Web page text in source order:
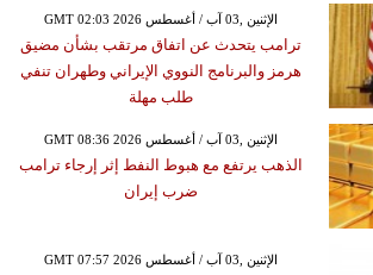
GMT 02:03 2026 الإثنين ,03 آب / أغسطس
ترامب يتحدث عن اتفاق مرتقب بشأن مضيق
هرمز والبرنامج النووي الإيراني وطهران تنفي
طلب مهلة
GMT 08:36 2026 الإثنين ,03 آب / أغسطس
الذهب يرتفع مع هبوط النفط إثر إرجاء ترامب
ضرب إيران
GMT 07:57 2026 الإثنين ,03 آب / أغسطس